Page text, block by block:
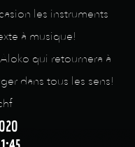
les instruments
à musique!
qui retournera à
dans tous les sens!